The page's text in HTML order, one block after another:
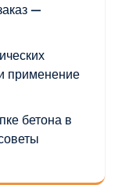
—
применение
бетона в